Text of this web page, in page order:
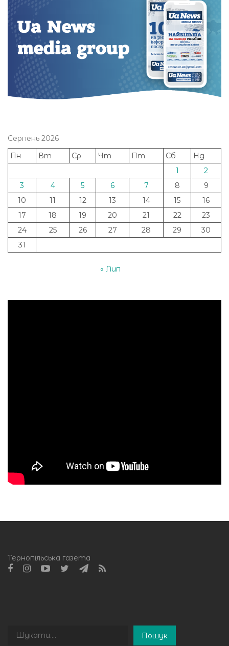
Серпень 2026
Пн
Вт Ср Чт Пт Сб
Нд
1
2
3
4 5 6 7 8
9
10
11 12 13 14 15
16
17
18 19 20 21 22
23
24
25 26 27 28 29
30
31
« Лип
Тернопільська газета
Пошук
Пошук